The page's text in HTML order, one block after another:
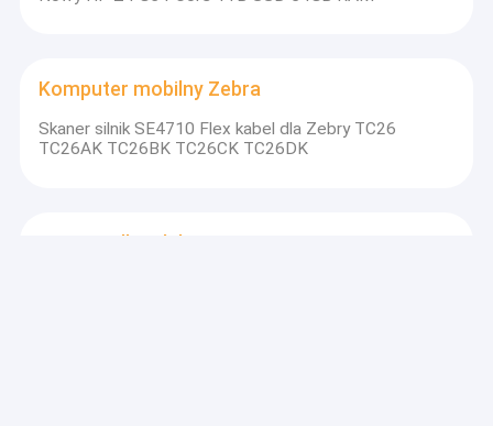
Komputer mobilny Zebra
Skaner silnik SE4710 Flex kabel dla Zebry TC26
TC26AK TC26BK TC26CK TC26DK
Honeywell Mobilny Komputer